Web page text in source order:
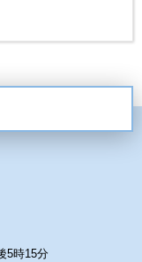
5時15分